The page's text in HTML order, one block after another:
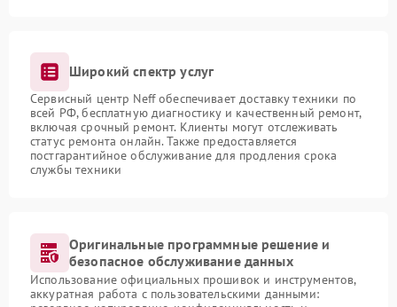
Широкий спектр услуг
Сервисный центр Neff обеспечивает доставку техники по
всей РФ, бесплатную диагностику и качественный ремонт,
включая срочный ремонт. Клиенты могут отслеживать
статус ремонта онлайн. Также предоставляется
постгарантийное обслуживание для продления срока
службы техники
Оригинальные программные решение и
безопасное обслуживание данных
Использование официальных прошивок и инструментов,
аккуратная работа с пользовательскими данными: